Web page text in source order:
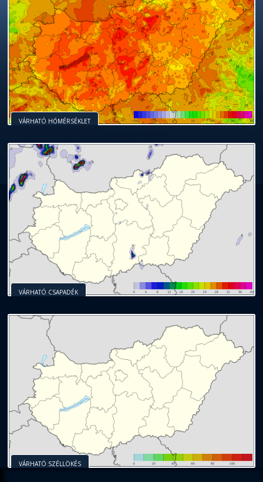
VÁRHATÓ HŐMÉRSÉKLET
VÁRHATÓ CSAPADÉK
VÁRHATÓ SZÉLLÖKÉS